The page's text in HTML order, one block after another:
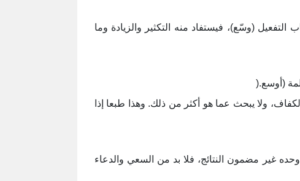
(وسّع)، فيستفاد منه التكثير والزيادة وما
(أوسع).
ولا يبحث عما هو أكثر من ذلك. وهذا طبعا إذا
غير مضمون النتائج، فلا بد من السعي والدعاء